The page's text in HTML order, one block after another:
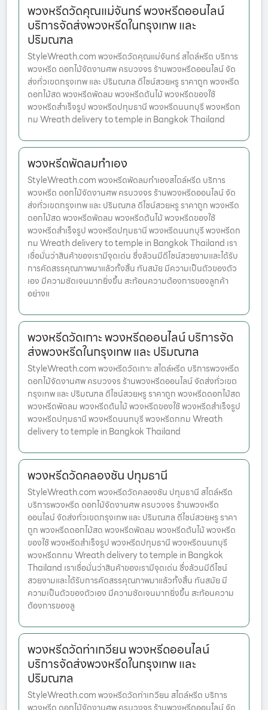
พวงหรีดวัดคุณแม่จันทร์ พวงหรีดออนไลน์
บริการจัดส่งพวงหรีดในกรุงเทพ และ
ปริมณฑล
StyleWreath.com พวงหรีดวัดคุณแม่จันทร์ สไตล์หรีด บริการ
พวงหรีด ดอกไม้จัดงานศพ ครบวงจร ร้านพวงหรีดออนไลน์ จัด
ส่งทั่วเขตกรุงเทพ และ ปริมณฑล ดีไซน์สวยหรู ราคาถูก พวงหรีด
ดอกไม้สด พวงหรีดพัดลม พวงหรีดต้นไม้ พวงหรีดของใช้
พวงหรีดสำเร็จรูป พวงหรีดปทุมธานี พวงหรีดนนทบุรี พวงหรีดก
ทม Wreath delivery to temple in Bangkok Thailand
พวงหรีดพัดลมทำเอง
StyleWreath.com พวงหรีดพัดลมทำเองสไตล์หรีด บริการ
พวงหรีด ดอกไม้จัดงานศพ ครบวงจร ร้านพวงหรีดออนไลน์ จัด
ส่งทั่วเขตกรุงเทพ และ ปริมณฑล ดีไซน์สวยหรู ราคาถูก พวงหรีด
ดอกไม้สด พวงหรีดพัดลม พวงหรีดต้นไม้ พวงหรีดของใช้
พวงหรีดสำเร็จรูป พวงหรีดปทุมธานี พวงหรีดนนทบุรี พวงหรีดก
ทม Wreath delivery to temple in Bangkok Thailand เรา
เชื่อมั่นว่าสินค้าของเรามีจุดเด่น ซึ่งล้วนมีดีไซน์สวยงามและได้รับ
การคัดสรรคุณภาพมาแล้วทั้งสิ้น ทันสมัย มีความเป็นตัวของตัว
เอง มีความชัดเจนมากยิ่งขึ้น สะท้อนความต้องการของลูกค้า
อย่างแ
พวงหรีดวัดเกาะ พวงหรีดออนไลน์ บริการจัด
ส่งพวงหรีดในกรุงเทพ และ ปริมณฑล
StyleWreath.com พวงหรีดวัดเกาะ สไตล์หรีด บริการพวงหรีด
ดอกไม้จัดงานศพ ครบวงจร ร้านพวงหรีดออนไลน์ จัดส่งทั่วเขต
กรุงเทพ และ ปริมณฑล ดีไซน์สวยหรู ราคาถูก พวงหรีดดอกไม้สด
พวงหรีดพัดลม พวงหรีดต้นไม้ พวงหรีดของใช้ พวงหรีดสำเร็จรูป
พวงหรีดปทุมธานี พวงหรีดนนทบุรี พวงหรีดกทม Wreath
delivery to temple in Bangkok Thailand
พวงหรีดวัดคลองชัน ปทุมธานี
StyleWreath.com พวงหรีดวัดคลองชัน ปทุมธานี สไตล์หรีด
บริการพวงหรีด ดอกไม้จัดงานศพ ครบวงจร ร้านพวงหรีด
ออนไลน์ จัดส่งทั่วเขตกรุงเทพ และ ปริมณฑล ดีไซน์สวยหรู ราคา
ถูก พวงหรีดดอกไม้สด พวงหรีดพัดลม พวงหรีดต้นไม้ พวงหรีด
ของใช้ พวงหรีดสำเร็จรูป พวงหรีดปทุมธานี พวงหรีดนนทบุรี
พวงหรีดกทม Wreath delivery to temple in Bangkok
Thailand เราเชื่อมั่นว่าสินค้าของเรามีจุดเด่น ซึ่งล้วนมีดีไซน์
สวยงามและได้รับการคัดสรรคุณภาพมาแล้วทั้งสิ้น ทันสมัย มี
ความเป็นตัวของตัวเอง มีความชัดเจนมากยิ่งขึ้น สะท้อนความ
ต้องการของลู
พวงหรีดวัดท่าเกวียน พวงหรีดออนไลน์
บริการจัดส่งพวงหรีดในกรุงเทพ และ
ปริมณฑล
StyleWreath.com พวงหรีดวัดท่าเกวียน สไตล์หรีด บริการ